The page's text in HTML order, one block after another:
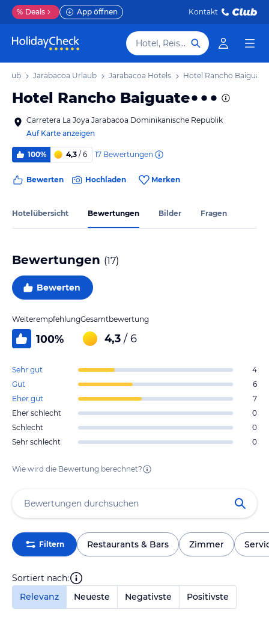
% Deals App öffnen Kontakt
Hotel, Reiseziel
Jarabacoa Urlaub Jarabacoa Hotels Hotel Rancho Baiguate
Hotel Rancho Baiguate
Carretera La Joya Jarabacoa Dominikanische Republik
Auf Karte anzeigen
100% 4,3 / 6 17 Bewertungen
Bewerten Hochladen Merken
Hotelübersicht Bewertungen Bilder Fragen
Bewertungen (17)
Bewerten
Weiterempfehlung
100%
Gesamtbewertung
4,3 / 6
Sehr gut
4
Gut
6
Eher gut
7
Eher schlecht
0
Schlecht
0
Sehr schlecht
0
Wie wird die Bewertung berechnet?
Filtern Restaurants & Bars Zimmer
Sortiert nach:
Relevanz
Neueste Negativste Positivste